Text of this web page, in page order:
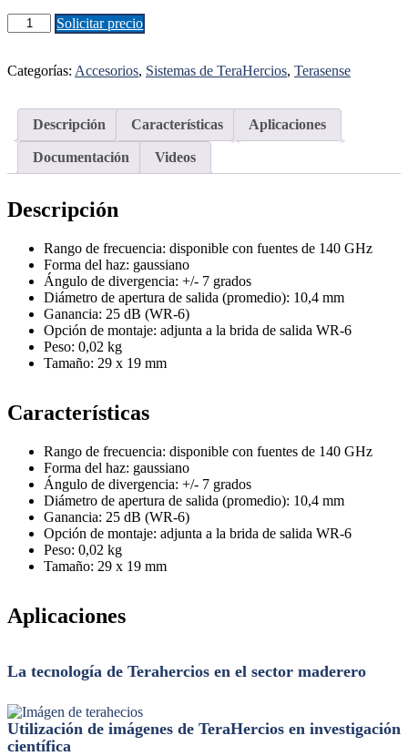
Antena
Banda
desmontable
Solicitar precio
Categorías: Accesorios, Sistemas de TeraHercios, Terasense
Descripción Características Aplicaciones
Documentación Videos
Descripción
Rango de frecuencia: disponible con fuentes de 140 GHz
Forma del haz: gaussiano
Ángulo de divergencia: +/- 7 grados
Diámetro de apertura de salida (promedio): 10,4 mm
Ganancia: 25 dB (WR-6)
Opción de montaje: adjunta a la brida de salida WR-6
Peso: 0,02 kg
Tamaño: 29 x 19 mm
Características
Rango de frecuencia: disponible con fuentes de 140 GHz
Forma del haz: gaussiano
Ángulo de divergencia: +/- 7 grados
Diámetro de apertura de salida (promedio): 10,4 mm
Ganancia: 25 dB (WR-6)
Opción de montaje: adjunta a la brida de salida WR-6
Peso: 0,02 kg
Tamaño: 29 x 19 mm
Aplicaciones
La tecnología de Terahercios en el sector maderero
Utilización de imágenes de TeraHercios en investigación
científica